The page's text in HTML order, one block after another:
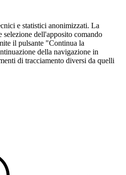
e statistici anonimizzati. La
selezione dell'apposito comando
il pulsante "Continua la
della navigazione in
di tracciamento diversi da quelli